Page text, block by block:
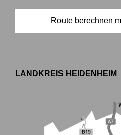
Route berechnen
LANDKREIS HEIDENHEIM